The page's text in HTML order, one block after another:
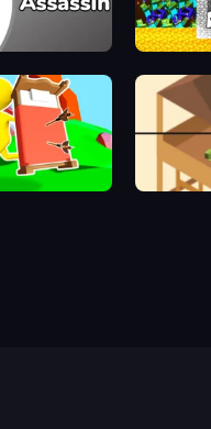
Stick
Elite